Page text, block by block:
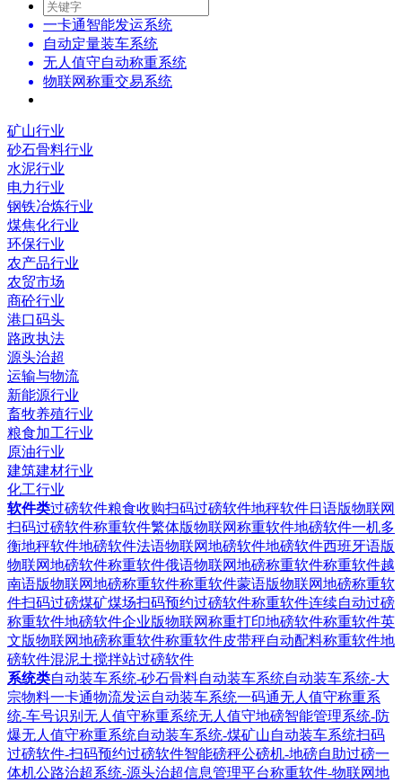
一卡通智能发运系统
自动定量装车系统
无人值守自动称重系统
物联网称重交易系统
矿山行业
砂石骨料行业
水泥行业
电力行业
钢铁冶炼行业
煤焦化行业
环保行业
农产品行业
农贸市场
商砼行业
港口码头
路政执法
源头治超
运输与物流
新能源行业
畜牧养殖行业
粮食加工行业
原油行业
建筑建材行业
化工行业
软件类过磅软件粮食收购扫码过磅软件地秤软件日语版物联网
扫码过磅软件称重软件繁体版物联网称重软件地磅软件一机多
衡地秤软件地磅软件法语物联网地磅软件地磅软件西班牙语版
物联网地磅软件称重软件俄语物联网地磅称重软件称重软件越
南语版物联网地磅称重软件称重软件蒙语版物联网地磅称重软
件扫码过磅煤矿煤场扫码预约过磅软件称重软件连续自动过磅
称重软件地磅软件企业版物联网称重打印地磅软件称重软件英
文版物联网地磅称重软件称重软件皮带秤自动配料称重软件地
磅软件混泥土搅拌站过磅软件
系统类自动装车系统-砂石骨料自动装车系统自动装车系统-大
宗物料一卡通物流发运自动装车系统一码通无人值守称重系
统-车号识别无人值守称重系统无人值守地磅智能管理系统-防
爆无人值守称重系统自动装车系统-煤矿山自动装车系统扫码
过磅软件-扫码预约过磅软件智能磅秤公磅机-地磅自助过磅一
体机公路治超系统-源头治超信息管理平台称重软件-物联网地